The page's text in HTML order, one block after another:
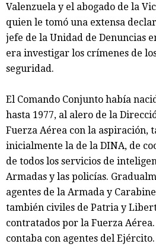
Valenzuela y el abogado de la
quien le tomó una extensa
jefe de la Unidad de Denuncias
era investigar los crímenes de
seguridad.
El Comando Conjunto había
hasta 1977, al alero de la
Fuerza Aérea con la aspiración,
inicialmente la de la DINA, de
de todos los servicios de
Armadas y las policías.
agentes de la Armada y
también civiles de Patria y
contratados por la Fuerza
contaba con agentes del